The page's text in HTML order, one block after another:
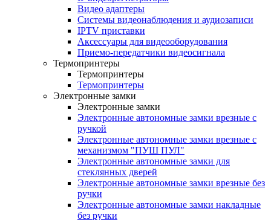
Видео адаптеры
Системы видеонаблюдения и аудиозаписи
IPTV приставки
Аксессуары для видеооборудования
Приемо-передатчики видеосигнала
Термопринтеры
Термопринтеры
Термопринтеры
Электронные замки
Электронные замки
Электронные автономные замки врезные с
ручкой
Электронные автономные замки врезные с
механизмом "ПУШ ПУЛ"
Электронные автономные замки для
стеклянных дверей
Электронные автономные замки врезные без
ручки
Электронные автономные замки накладные
без ручки